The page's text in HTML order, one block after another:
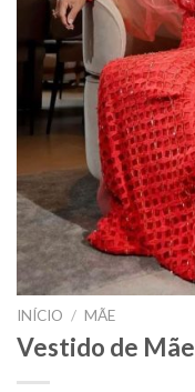
INÍCIO / MÃE
Vestido de Mãe